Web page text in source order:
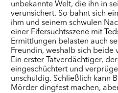
unbekannte Welt, die ihn in
verunsichert. So bahnt sich
ihm und seinem schwulen
einer Eifersuchtsszene mit
Ermittlungen belasten auch
Freundin, weshalb sich beide
Ein erster Tatverdächtiger,
eingeschüchtert und
unschuldig. Schließlich kann
Mörder dingfest machen,